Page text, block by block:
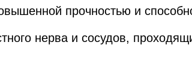
прочностью и
нерва и сосудов,